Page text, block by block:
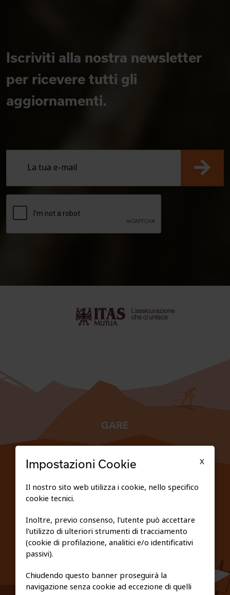
Iscriviti alla nostra newsletter
per ricevere tutti gli
aggiornamenti.
GARE
PRIVACY E COOKIE POLICY
X
Impostazioni Cookie
Il nostro sito web utilizza i cookie, nello specifico
cookie tecnici.
Inoltre, previo consenso, l'utente può accettare
l'utilizzo di ulteriori strumenti di tracciamento
(cookie di profilazione, analitici e/o identificativi
passivi).
Chiudendo questo banner proseguirà la
navigazione senza cookie ad eccezione di quelli